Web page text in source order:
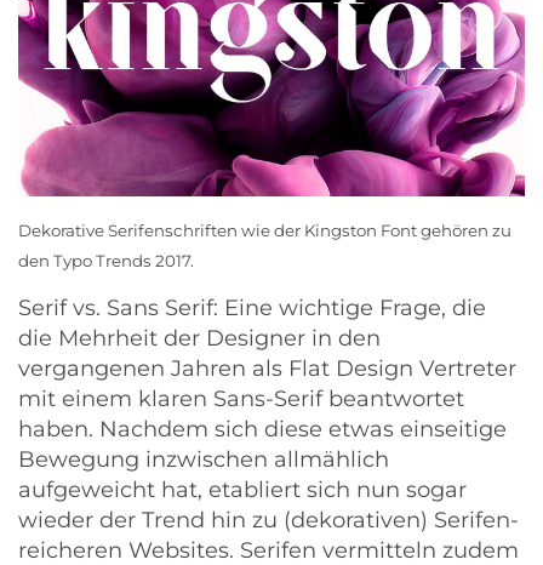
Dekorative Serifenschriften wie der Kingston Font gehören zu
den Typo Trends 2017.
Serif vs. Sans Serif: Eine wichtige Frage, die
die Mehrheit der Designer in den
vergangenen Jahren als Flat Design Vertreter
mit einem klaren Sans-Serif beantwortet
haben. Nachdem sich diese etwas einseitige
Bewegung inzwischen allmählich
aufgeweicht hat, etabliert sich nun sogar
wieder der Trend hin zu (dekorativen) Serifen-
reicheren Websites. Serifen vermitteln zudem